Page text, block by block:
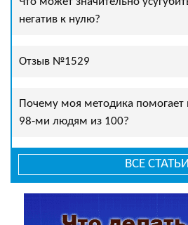
негатив к нулю?
Отзыв №1529
Почему моя методика помогает
98-ми людям из 100?
ВСЕ СТАТЬИ